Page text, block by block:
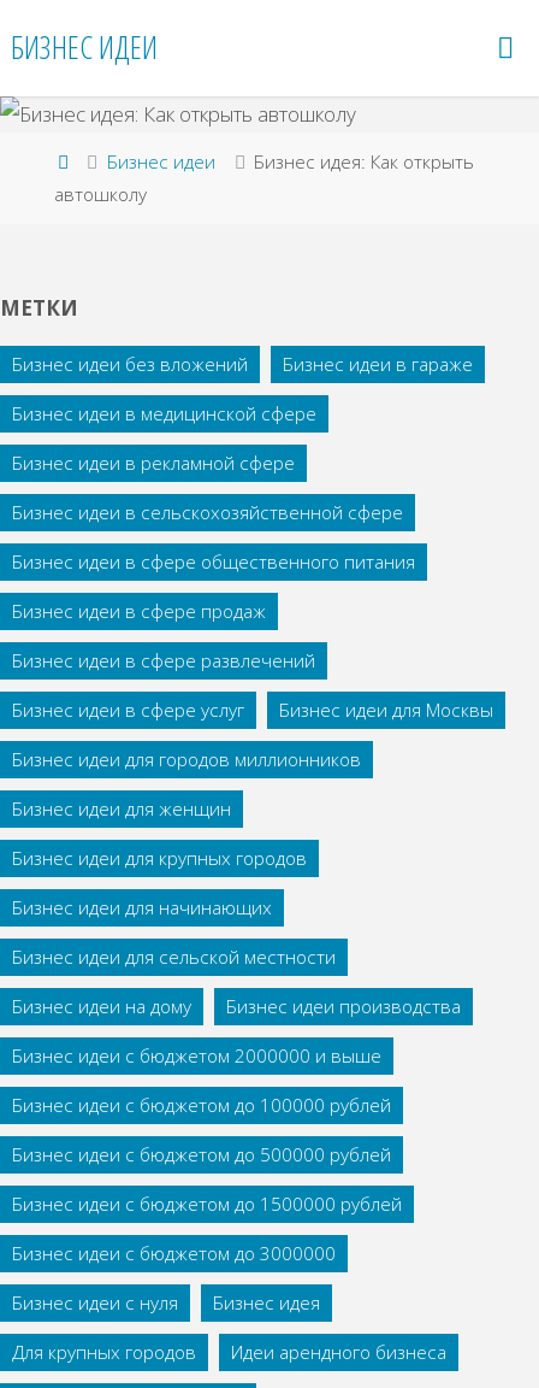
БИЗНЕС ИДЕИ
Главная
Бизнес идеи
Бизнес идея: Как открыть
автошколу
МЕТКИ
Бизнес идеи без вложений
Бизнес идеи в гараже
Бизнес идеи в медицинской сфере
Бизнес идеи в рекламной сфере
Бизнес идеи в сельскохозяйственной сфере
Бизнес идеи в сфере общественного питания
Бизнес идеи в сфере продаж
Бизнес идеи в сфере развлечений
Бизнес идеи в сфере услуг
Бизнес идеи для Москвы
Бизнес идеи для городов миллионников
Бизнес идеи для женщин
Бизнес идеи для крупных городов
Бизнес идеи для начинающих
Бизнес идеи для сельской местности
Бизнес идеи на дому
Бизнес идеи производства
Бизнес идеи с бюджетом 2000000 и выше
Бизнес идеи с бюджетом до 100000 рублей
Бизнес идеи с бюджетом до 500000 рублей
Бизнес идеи с бюджетом до 1500000 рублей
Бизнес идеи с бюджетом до 3000000
Бизнес идеи с нуля
Бизнес идея
Для крупных городов
Идеи арендного бизнеса